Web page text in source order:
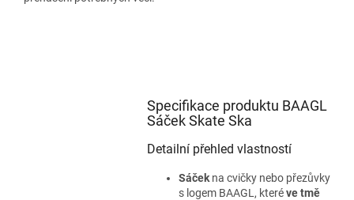
Specifikace produktu BAAGL
Sáček Skate Ska
Detailní přehled vlastností
Sáčekna cvičky nebo přezůvky
s logem BAAGL, kteréve tmě